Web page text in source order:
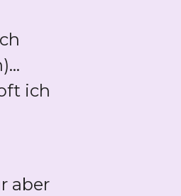
ich
aber